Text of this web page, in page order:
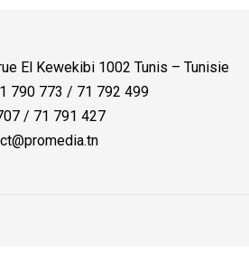
El Kewekibi 1002 Tunis – Tunisie
790 773 / 71 792 499
/ 71 791 427